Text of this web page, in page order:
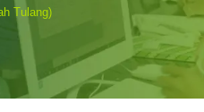
Tulang)